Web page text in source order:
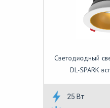
Светодиодный
DL-SPARK
25 Вт